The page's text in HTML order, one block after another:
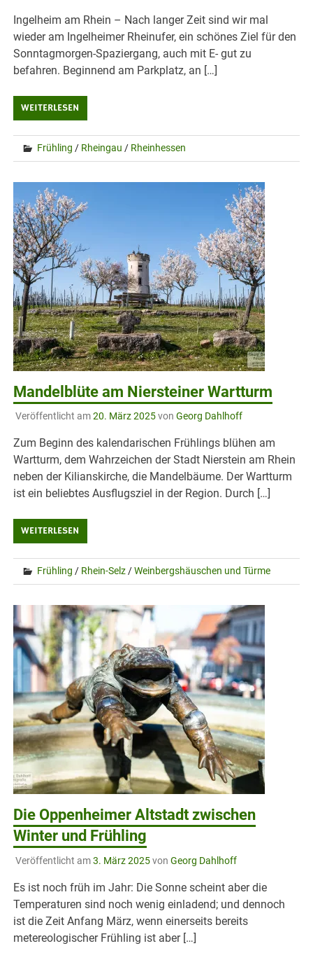
Ingelheim am Rhein – Nach langer Zeit sind wir mal
wieder am Ingelheimer Rheinufer, ein schönes Ziel für den
Sonntagmorgen-Spaziergang, auch mit E- gut zu
befahren. Beginnend am Parkplatz, an […]
WEITERLESEN
Frühling / Rheingau / Rheinhessen
Mandelblüte am Niersteiner Wartturm
Veröffentlicht am20. März 2025von Georg Dahlhoff
Zum Beginn des kalendarischen Frühlings blühen am
Wartturm, dem Wahrzeichen der Stadt Nierstein am Rhein
neben der Kilianskirche, die Mandelbäume. Der Wartturm
ist ein beliebtes Ausflugsziel in der Region. Durch […]
WEITERLESEN
Frühling / Rhein-Selz/Weinbergshäuschen und Türme
Die Oppenheimer Altstadt zwischen
Winter und Frühling
Veröffentlicht am3. März 2025von Georg Dahlhoff
Es ist noch früh im Jahr: Die Sonne scheint aber die
Temperaturen sind noch wenig einladend; und dennoch
ist die Zeit Anfang März, wenn einerseits bereits
metereologischer Frühling ist aber […]